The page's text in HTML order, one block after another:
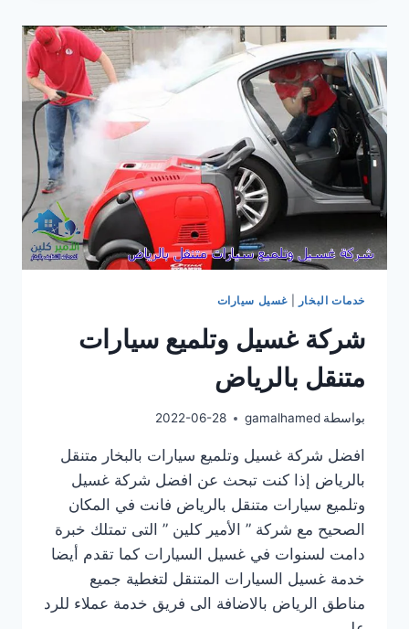
متنقل
بالرياض
رخيص
خدمات البخار غسيل سيارات
شركة غسيل وتلميع سيارات
متنقل بالرياض
بواسطة gamalhamed
2022-06-28
افضل شركة غسيل وتلميع سيارات بالبخار متنقل
بالرياض إذا كنت تبحث عن افضل شركة غسيل
وتلميع سيارات متنقل بالرياض فانت في المكان
الصحيح مع شركة ” الأمير كلين ” التى تمتلك خبرة
دامت لسنوات في غسيل السيارات كما تقدم أيضا
خدمة غسيل السيارات المتنقل لتغطية جميع
مناطق الرياض بالاضافة الى فريق خدمة عملاء للرد